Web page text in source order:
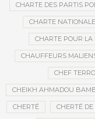
CHARTE DES PARTIS
CHARTE NATIONALE
CHARTE POUR LA
CHAUFFEURS
CHEF
CHEIKH AHMADOU
CHERTÉ CHERTÉ